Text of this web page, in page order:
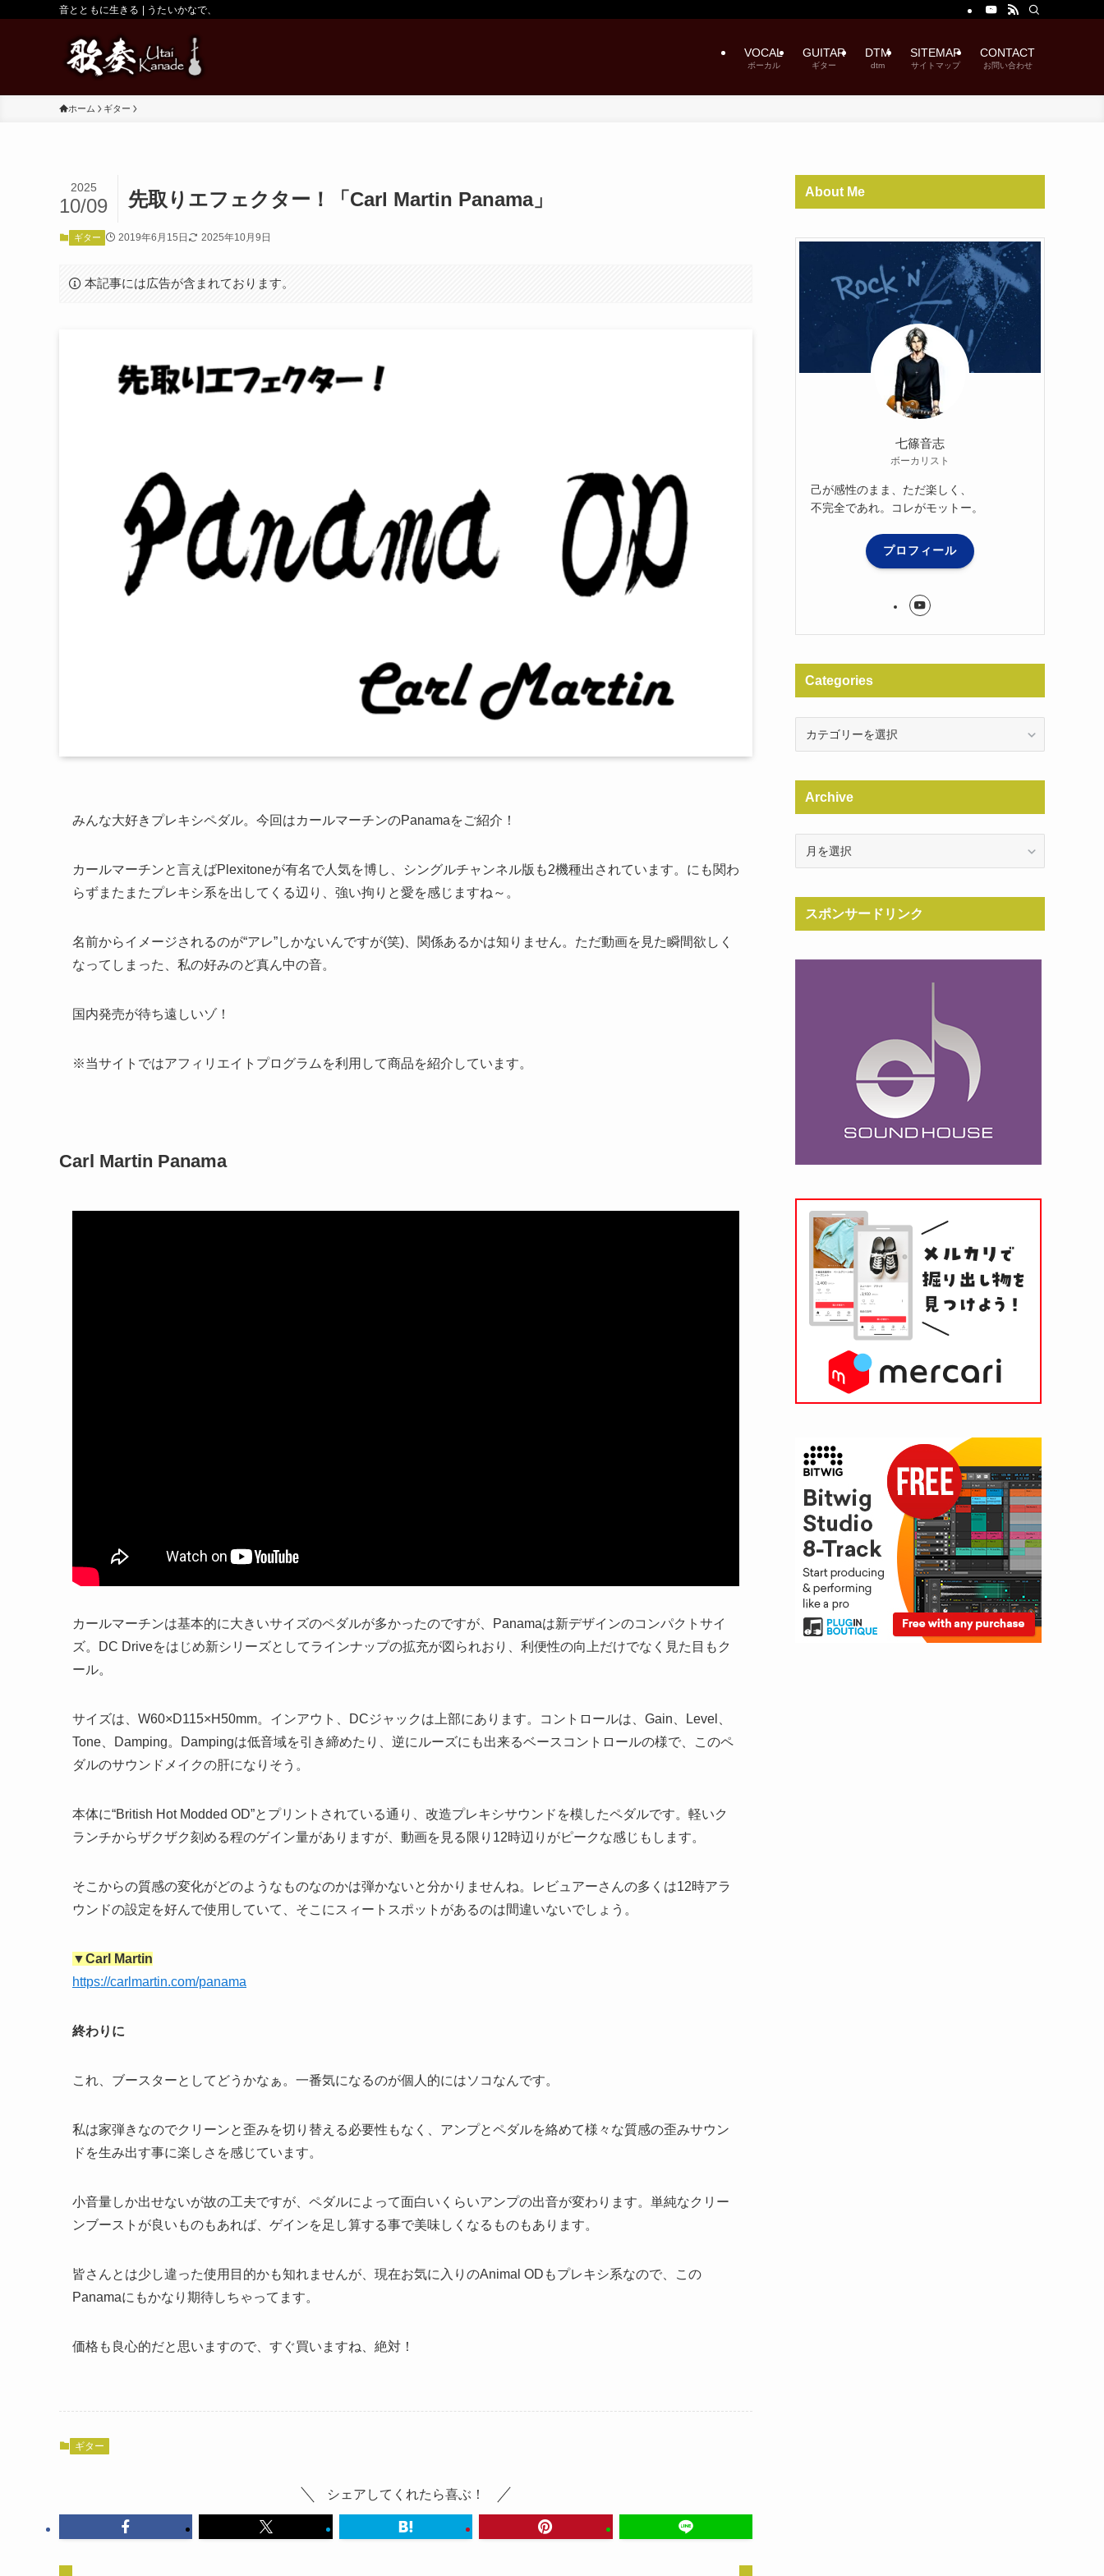
音とともに生きる | うたいかなで、
VOCAL
ボーカル
GUITAR
ギター
DTM
dtm
SITEMAP
サイトマップ
CONTACT
お問い合わせ
ホーム ギター
先取りエフェクター！「Carl Martin Panama」
2025
10/09
ギター 2019年6月15日 2025年10月9日
本記事には広告が含まれております。
みんな大好きプレキシペダル。今回はカールマーチンのPanamaをご紹介！
カールマーチンと言えばPlexitoneが有名で人気を博し、シングルチャンネル版も2機種出されています。にも関わ
らずまたまたプレキシ系を出してくる辺り、強い拘りと愛を感じますね～。
名前からイメージされるのが“アレ”しかないんですが(笑)、関係あるかは知りません。ただ動画を見た瞬間欲しく
なってしまった、私の好みのど真ん中の音。
国内発売が待ち遠しいゾ！
※当サイトではアフィリエイトプログラムを利用して商品を紹介しています。
Carl Martin Panama
カールマーチンは基本的に大きいサイズのペダルが多かったのですが、Panamaは新デザインのコンパクトサイ
ズ。DC Driveをはじめ新シリーズとしてラインナップの拡充が図られおり、利便性の向上だけでなく見た目もク
ール。
サイズは、W60×D115×H50mm。インアウト、DCジャックは上部にあります。コントロールは、Gain、Level、
Tone、Damping。Dampingは低音域を引き締めたり、逆にルーズにも出来るベースコントロールの様で、このペ
ダルのサウンドメイクの肝になりそう。
本体に“British Hot Modded OD”とプリントされている通り、改造プレキシサウンドを模したペダルです。軽いク
ランチからザクザク刻める程のゲイン量がありますが、動画を見る限り12時辺りがピークな感じもします。
そこからの質感の変化がどのようなものなのかは弾かないと分かりませんね。レビュアーさんの多くは12時アラ
ウンドの設定を好んで使用していて、そこにスィートスポットがあるのは間違いないでしょう。
▼Carl Martin
https://carlmartin.com/panama
終わりに
これ、ブースターとしてどうかなぁ。一番気になるのが個人的にはソコなんです。
私は家弾きなのでクリーンと歪みを切り替える必要性もなく、アンプとペダルを絡めて様々な質感の歪みサウン
ドを生み出す事に楽しさを感じています。
小音量しか出せないが故の工夫ですが、ペダルによって面白いくらいアンプの出音が変わります。単純なクリー
ンブーストが良いものもあれば、ゲインを足し算する事で美味しくなるものもあります。
皆さんとは少し違った使用目的かも知れませんが、現在お気に入りのAnimal ODもプレキシ系なので、この
Panamaにもかなり期待しちゃってます。
価格も良心的だと思いますので、すぐ買いますね、絶対！
ギター
シェアしてくれたら喜ぶ！
About Me
七篠音志
ボーカリスト
己が感性のまま、ただ楽しく、
不完全であれ。コレがモットー。
プロフィール
Categories
Archive
スポンサードリンク